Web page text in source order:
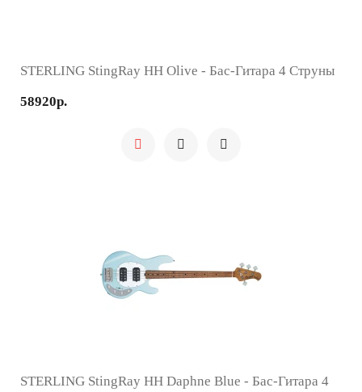
STERLING StingRay HH Olive - Бас-Гитара 4 Струны
58920р.
STERLING StingRay HH Daphne Blue - Бас-Гитара 4